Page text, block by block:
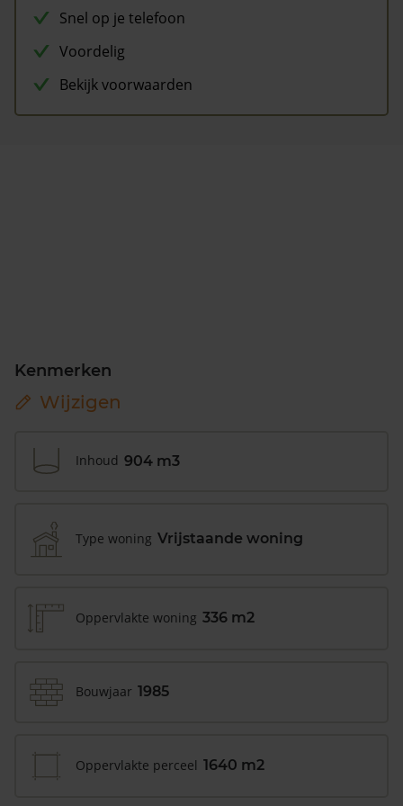
Snel op je telefoon
Voordelig
Bekijk voorwaarden
Kenmerken
Wijzigen
Inhoud 904 m3
Type woning Vrijstaande woning
Oppervlakte woning 336 m2
Bouwjaar 1985
Oppervlakte perceel 1640 m2